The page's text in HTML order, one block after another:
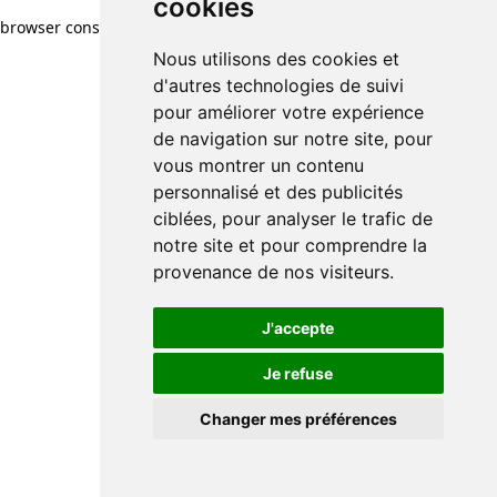
cookies
Nous utilisons des cookies et
d'autres technologies de suivi
pour améliorer votre expérience
de navigation sur notre site, pour
vous montrer un contenu
personnalisé et des publicités
ciblées, pour analyser le trafic de
notre site et pour comprendre la
provenance de nos visiteurs.
J'accepte
Je refuse
Changer mes préférences
browser console for more information)